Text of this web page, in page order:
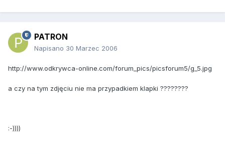
PATRON
Napisano 30 Marzec 2006
http://www.odkrywca-online.com/forum_pics/picsforum5/g_5.jpg
a czy na tym zdjęciu nie ma przypadkiem klapki ????????
:-))))